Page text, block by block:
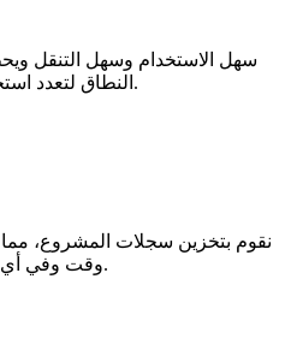
النطاق لتعدد استخداماته في التطبيقات المختلفة.
نقوم بتخزين سجلات المشروع،
وقت وفي أي مكان من أجل راحتك ومرونتك.